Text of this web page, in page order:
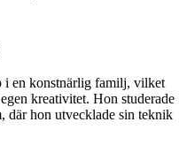
i en konstnärlig familj, vilket
kreativitet. Hon studerade
där hon utvecklade sin teknik